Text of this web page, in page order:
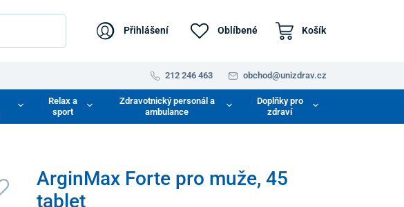
Přihlášení Oblíbené Košík
212 246 463 obchod@unizdrav.cz
Relax a
sport
Zdravotnický personál a
ambulance
Doplňky pro
zdraví
ArginMax Forte pro muže, 45
tablet